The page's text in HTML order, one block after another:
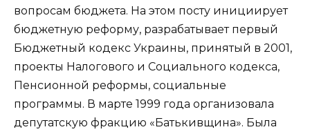
вопросам бюджета. На этом посту инициирует
бюджетную реформу, разрабатывает первый
Бюджетный кодекс Украины, принятый в 2001,
проекты Налогового и Социального кодекса,
Пенсионной реформы, социальные
программы. В марте 1999 года организовала
депутатскую фракцию «Батькивщина». Была